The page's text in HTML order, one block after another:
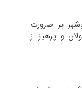
بر ضرورت
و پرهیز از